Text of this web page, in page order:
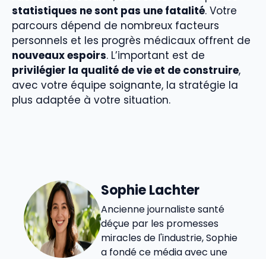
statistiques ne sont pas une fatalité. Votre
parcours dépend de nombreux facteurs
personnels et les progrès médicaux offrent de
nouveaux espoirs. L’important est de
privilégier la qualité de vie et de construire,
avec votre équipe soignante, la stratégie la
plus adaptée à votre situation.
Sophie Lachter
Ancienne journaliste santé
déçue par les promesses
miracles de l'industrie, Sophie
a fondé ce média avec une